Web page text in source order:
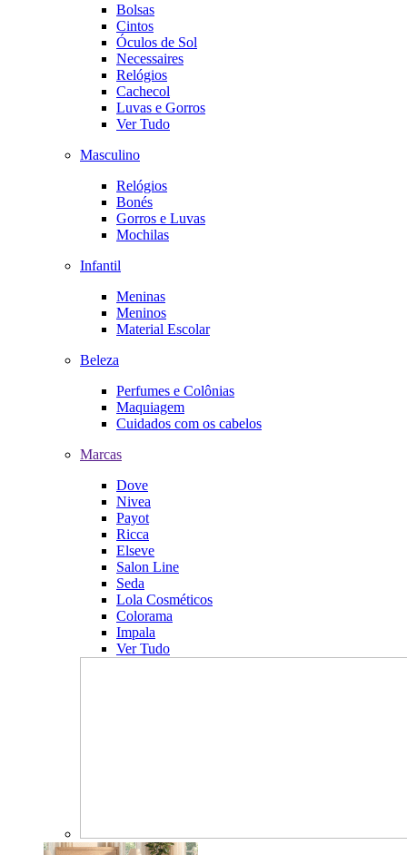
Bolsas
Cintos
Óculos de Sol
Necessaires
Relógios
Cachecol
Luvas e Gorros
Ver Tudo
Masculino
Relógios
Bonés
Gorros e Luvas
Mochilas
Infantil
Meninas
Meninos
Material Escolar
Beleza
Perfumes e Colônias
Maquiagem
Cuidados com os cabelos
Marcas
Dove
Nivea
Payot
Ricca
Elseve
Salon Line
Seda
Lola Cosméticos
Colorama
Impala
Ver Tudo